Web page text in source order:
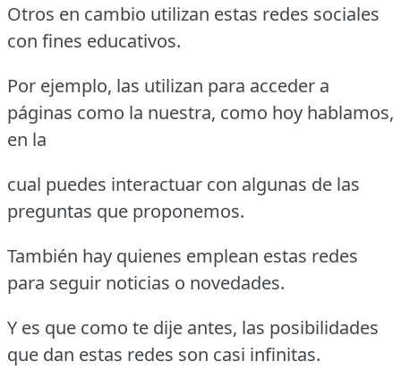
Otros en cambio utilizan estas redes sociales
con fines educativos.
Por ejemplo, las utilizan para acceder a
páginas como la nuestra, como hoy hablamos,
en la
cual puedes interactuar con algunas de las
preguntas que proponemos.
También hay quienes emplean estas redes
para seguir noticias o novedades.
Y es que como te dije antes, las posibilidades
que dan estas redes son casi infinitas.